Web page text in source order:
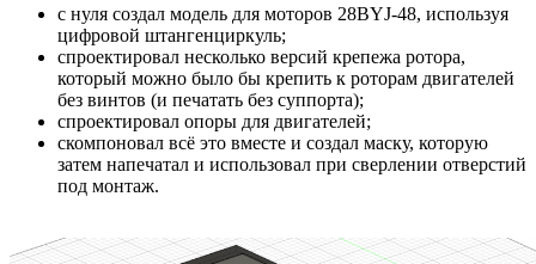
с нуля создал модель для моторов 28BYJ-48, используя
цифровой штангенциркуль;
спроектировал несколько версий крепежа ротора,
который можно было бы крепить к роторам двигателей
без винтов (и печатать без суппорта);
спроектировал опоры для двигателей;
скомпоновал всё это вместе и создал маску, которую
затем напечатал и использовал при сверлении отверстий
под монтаж.